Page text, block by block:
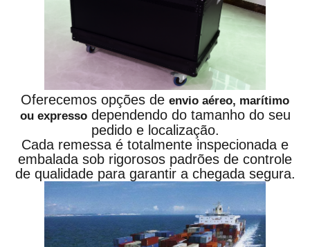
Oferecemos opções de envio aéreo, marítimo
ou expressodependendo do tamanho do seu
pedido e localização.
Cada remessa é totalmente inspecionada e
embalada sob rigorosos padrões de controle
de qualidade para garantir a chegada segura.